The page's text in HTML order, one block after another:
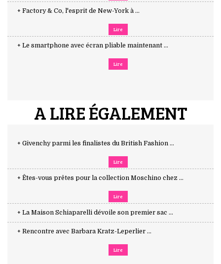
+ Factory & Co, l'esprit de New-York à ...
Lire
+ Le smartphone avec écran pliable maintenant ...
Lire
A LIRE ÉGALEMENT
+ Givenchy parmi les finalistes du British Fashion ...
Lire
+ Êtes-vous prêtes pour la collection Moschino chez ...
Lire
+ La Maison Schiaparelli dévoile son premier sac ...
+ Rencontre avec Barbara Kratz-Leperlier ...
Lire